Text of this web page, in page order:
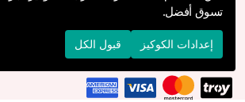
الشحن والتوصيل
الإرجاع والإلغاء
تسوق أفضل.
إعدادات الكوكيز قبول الكل